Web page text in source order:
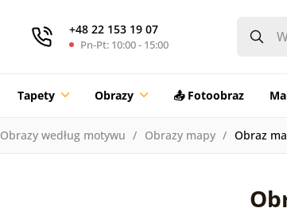
+48 22 153 19 07
Pn-Pt: 10:00 - 15:00
Tapety Obrazy 📤 Fotoobraz
Obrazy według motywu Obrazy mapy Obraz